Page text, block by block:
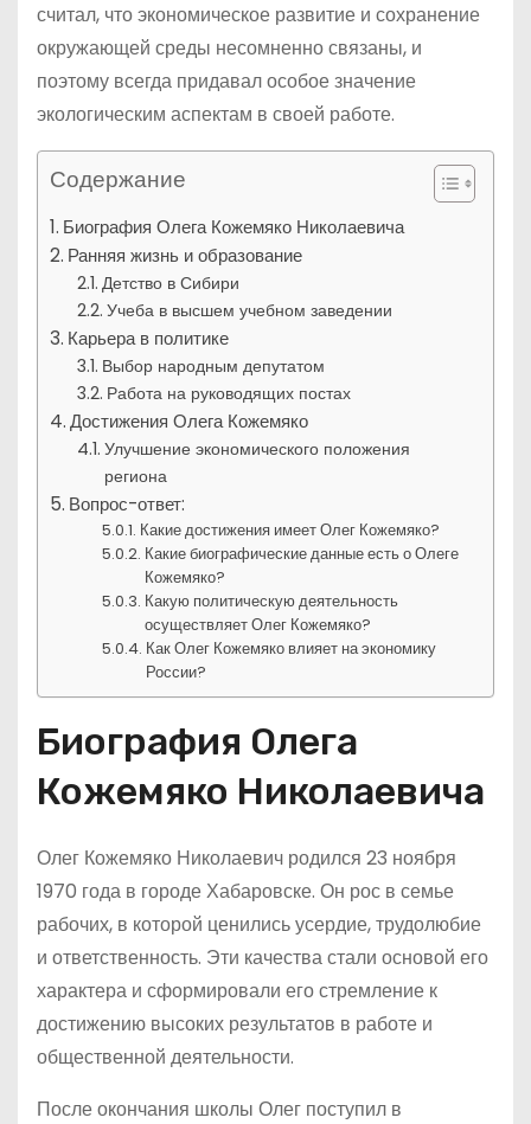
считал, что экономическое развитие и сохранение
окружающей среды несомненно связаны, и
поэтому всегда придавал особое значение
экологическим аспектам в своей работе.
Содержание
Биография Олега Кожемяко Николаевича
Ранняя жизнь и образование
Детство в Сибири
Учеба в высшем учебном заведении
Карьера в политике
Выбор народным депутатом
Работа на руководящих постах
Достижения Олега Кожемяко
Улучшение экономического положения
региона
Вопрос-ответ:
Какие достижения имеет Олег Кожемяко?
Какие биографические данные есть о Олеге
Кожемяко?
Какую политическую деятельность
осуществляет Олег Кожемяко?
Как Олег Кожемяко влияет на экономику
России?
Биография Олега
Кожемяко Николаевича
Олег Кожемяко Николаевич родился 23 ноября
1970 года в городе Хабаровске. Он рос в семье
рабочих, в которой ценились усердие, трудолюбие
и ответственность. Эти качества стали основой его
характера и сформировали его стремление к
достижению высоких результатов в работе и
общественной деятельности.
После окончания школы Олег поступил в